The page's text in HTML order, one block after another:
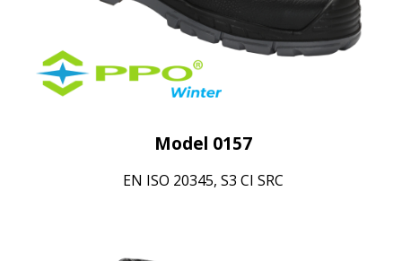
Model 0157
EN ISO 20345, S3 CI SRC